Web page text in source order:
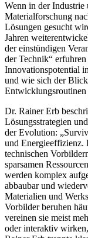
Wenn in der
Materialforschung
Lösungen gesucht
Jahren
der einstündigen
der Technik“
Innovationspotential
und wie sich der
Entwicklungsroutinen
Dr. Rainer Erb
Lösungsstrategien
der Evolution:
und Energieeffizienz.
technischen
sparsamen
werden komplex
abbaubar und
Materialien und
Vorbilder beruhen
vereinen sie meist
oder interaktiv